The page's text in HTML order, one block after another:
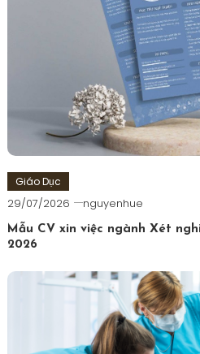
Giáo Dục
29/07/2026 nguyenhue
Mẫu CV xin việc ngành Xét
2026